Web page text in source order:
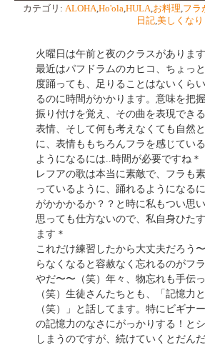
カテゴリ: ALOHA,Ho'ola,HULA,お料理,フラ
日記,美しくなり
火曜日は午前と夜のクラスがあります
最近はパフドラムのカヒコ、ちょっ
度踊っても、足りることはないくら
るのに時間がかかります。意味を把
振り付けを覚え、その曲を表現でき
表情、そして何も考えなくても自然
に、表情ももちろんフラを感じてい
ようになるには..時間が必要ですね＊
レフアの歌は本当に素敵で、フラも
っているように、踊れるようになる
がかかかるか？？と時に私もつい思
思っても仕方ないので、私自身ひた
ます＊
これだけ練習したから大丈夫だろう
らなくなると容赦なく忘れるのがフラ
やだ〜〜（笑）年々、物忘れも手伝
（笑）生徒さんたちとも、「記憶力
（笑）」と話してます。特にビギナ
の記憶力のなさにがっかりする！と
しまうのですが、続けていくとだん